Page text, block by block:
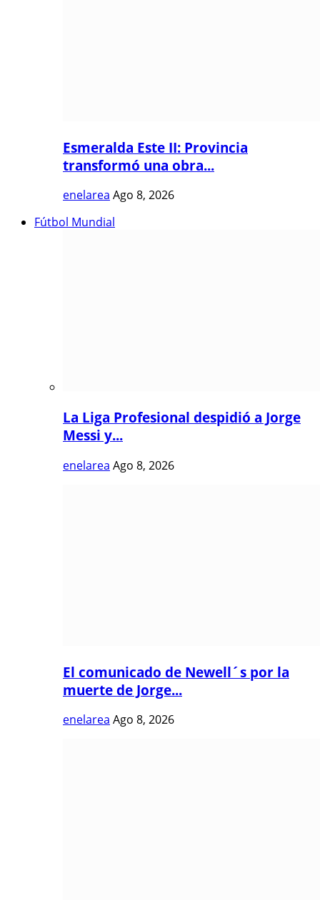
Esmeralda Este II: Provincia
transformó una obra...
enelarea Ago 8, 2026
Fútbol Mundial
La Liga Profesional despidió a Jorge
Messi y...
enelarea Ago 8, 2026
El comunicado de Newell´s por la
muerte de Jorge...
enelarea Ago 8, 2026